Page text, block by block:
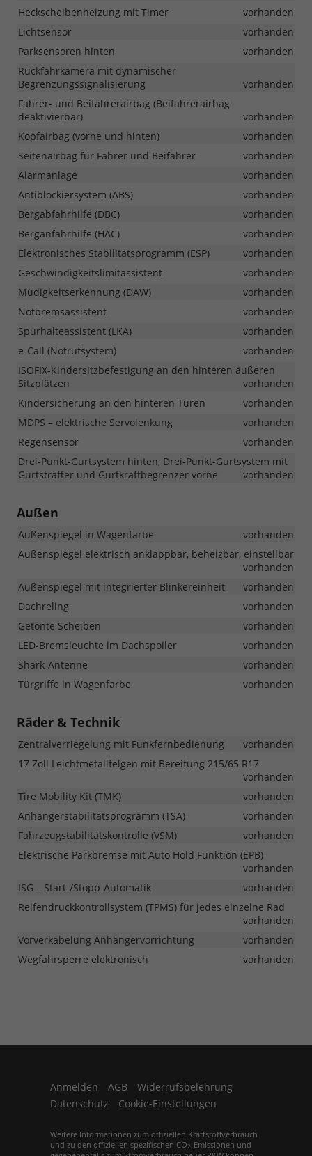
Heckscheibenheizung mit Timer
vorhanden
Lichtsensor
vorhanden
Parksensoren hinten
vorhanden
Rückfahrkamera mit dynamischer
Begrenzungssignalisierung
vorhanden
Fahrer- und Beifahrerairbag (Beifahrerairbag
deaktivierbar)
vorhanden
Kopfairbag (vorne und hinten)
vorhanden
Seitenairbag für Fahrer und Beifahrer
vorhanden
Alarmanlage
vorhanden
Antiblockiersystem (ABS)
vorhanden
Bergabfahrhilfe (DBC)
vorhanden
Berganfahrhilfe (HAC)
vorhanden
Elektronisches Stabilitätsprogramm (ESP)
vorhanden
Geschwindigkeitslimitassistent
vorhanden
Müdigkeitserkennung (DAW)
vorhanden
Notbremsassistent
vorhanden
Spurhalteassistent (LKA)
vorhanden
e-Call (Notrufsystem)
vorhanden
ISOFIX-Kindersitzbefestigung an den hinteren äußeren
Sitzplätzen
vorhanden
Kindersicherung an den hinteren Türen
vorhanden
MDPS – elektrische Servolenkung
vorhanden
Regensensor
vorhanden
Drei-Punkt-Gurtsystem hinten, Drei-Punkt-Gurtsystem mit
Gurtstraffer und Gurtkraftbegrenzer vorne
vorhanden
Außen
Außenspiegel in Wagenfarbe
vorhanden
Außenspiegel elektrisch anklappbar, beheizbar, einstellbar
vorhanden
Außenspiegel mit integrierter Blinkereinheit
vorhanden
Dachreling
vorhanden
Getönte Scheiben
vorhanden
LED-Bremsleuchte im Dachspoiler
vorhanden
Shark-Antenne
vorhanden
Türgriffe in Wagenfarbe
vorhanden
Räder & Technik
Zentralverriegelung mit Funkfernbedienung
vorhanden
17 Zoll Leichtmetallfelgen mit Bereifung 215/65 R17
vorhanden
Tire Mobility Kit (TMK)
vorhanden
Anhängerstabilitätsprogramm (TSA)
vorhanden
Fahrzeugstabilitätskontrolle (VSM)
vorhanden
Elektrische Parkbremse mit Auto Hold Funktion (EPB)
vorhanden
ISG – Start-/Stopp-Automatik
vorhanden
Reifendruckkontrollsystem (TPMS) für jedes einzelne Rad
vorhanden
Vorverkabelung Anhängervorrichtung
vorhanden
Wegfahrsperre elektronisch
vorhanden
Anmelden AGB
Widerrufsbelehrung
Datenschutz
Cookie-Einstellungen
Weitere Informationen zum offiziellen Kraftstoffverbrauch
und zu den offiziellen spezifischen CO2-Emissionen und